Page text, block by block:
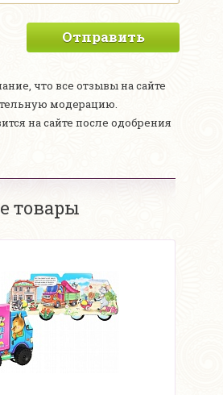
Отправить
что все отзывы на сайте
модерацию.
на сайте после одобрения
товары